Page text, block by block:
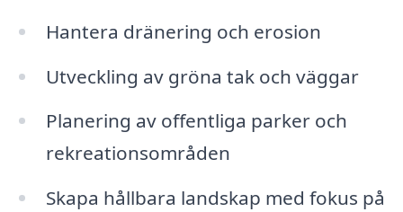
Hantera dränering och erosion
Utveckling av gröna tak och väggar
Planering av offentliga parker och
rekreationsområden
Skapa hållbara landskap med fokus på